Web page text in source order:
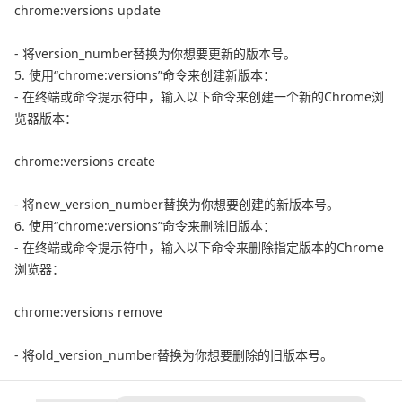
chrome:versions update
- 将version_number替换为你想要更新的版本号。
5. 使用“chrome:versions”命令来创建新版本：
- 在终端或命令提示符中，输入以下命令来创建一个新的Chrome浏
览器版本：
chrome:versions create
- 将new_version_number替换为你想要创建的新版本号。
6. 使用“chrome:versions”命令来删除旧版本：
- 在终端或命令提示符中，输入以下命令来删除指定版本的Chrome
浏览器：
chrome:versions remove
- 将old_version_number替换为你想要删除的旧版本号。